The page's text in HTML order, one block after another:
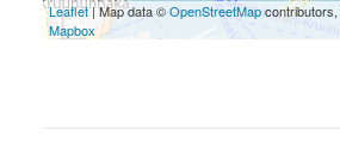
Leaflet| Map data ©OpenStreetMapcontributors,
Mapbox